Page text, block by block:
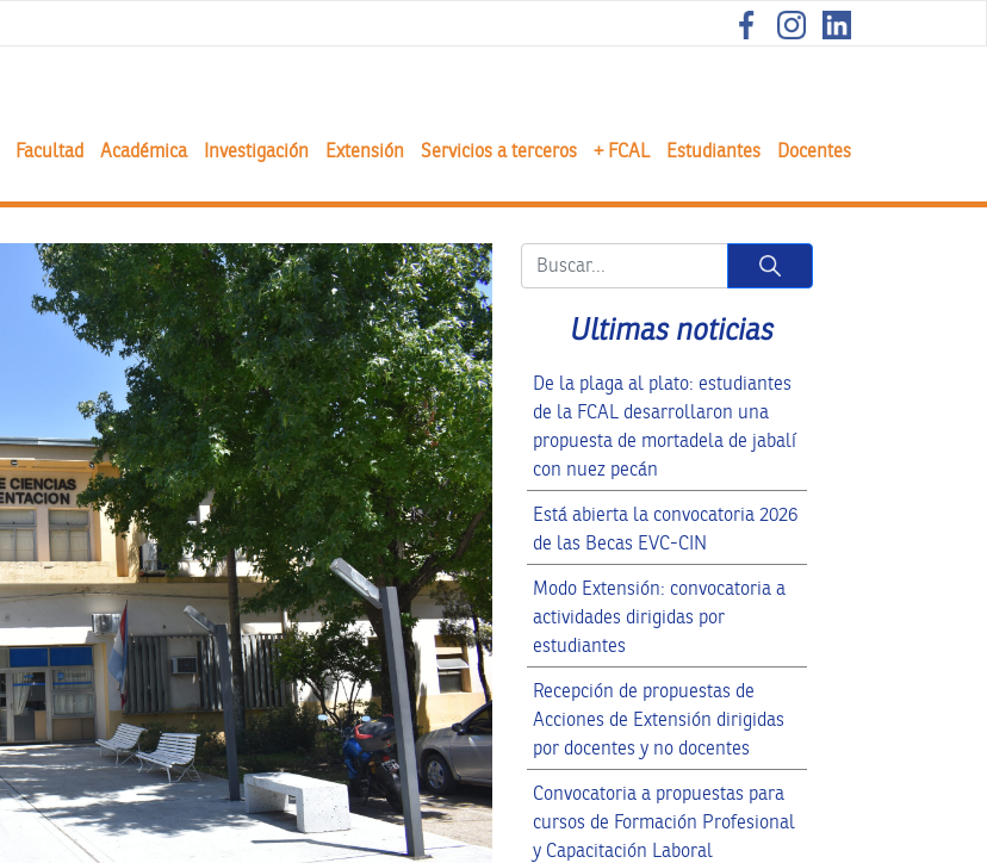
Facultad Académica Investigación Extensión Servicios a terceros + FCAL Estudiantes Docentes
Button
Ultimas noticias
De la plaga al plato: estudiantes
de la FCAL desarrollaron una
propuesta de mortadela de jabalí
con nuez pecán
Está abierta la convocatoria 2026
de las Becas EVC-CIN
Modo Extensión: convocatoria a
actividades dirigidas por
estudiantes
Recepción de propuestas de
Acciones de Extensión dirigidas
por docentes y no docentes
Convocatoria a propuestas para
cursos de Formación Profesional
y Capacitación Laboral